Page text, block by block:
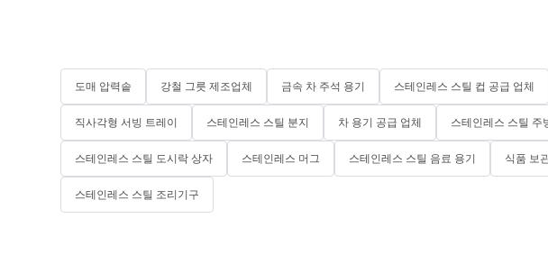
도매 압력솥 강철 그릇 제조업체 금속 차 주석 용기 스테인레스 스틸 컵 공급 업체
직사각형 서빙 트레이 스테인레스 스틸 분지 차 용기 공급 업체 스테인레스 스틸 주
스테인레스 스틸 도시락 상자 스테인레스 머그 스테인레스 스틸 음료 용기 식품 보
스테인레스 스틸 조리기구